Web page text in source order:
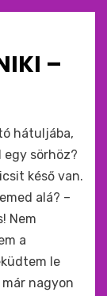
–
hátuljába,
egy sörhöz?
késő van.
alá? –
Nem
a
le
nagyon